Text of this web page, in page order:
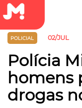
POLICIAL 02/JUL
Polícia
homens
drogas